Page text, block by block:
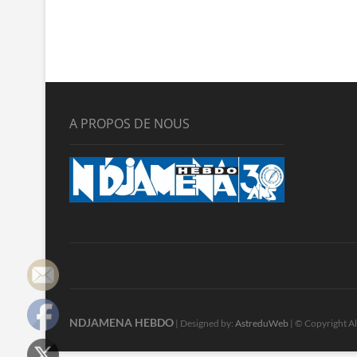
A PROPOS DE NOUS
NDJAMENA HEBDO | Designed by: AstreduWeb | © Copyright